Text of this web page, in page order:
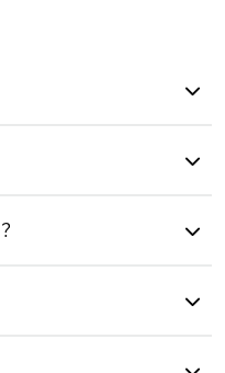
128kbps，讓您不用擔心